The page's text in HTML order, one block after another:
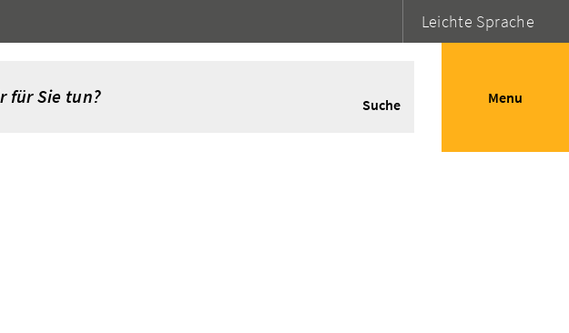
Leichte Sprache
Suche Menu